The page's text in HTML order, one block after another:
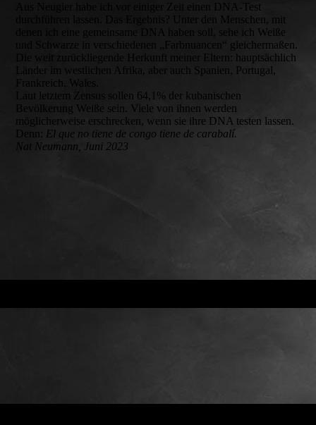
Aus Neugier habe ich vor einiger Zeit einen DNA-Test
durchführen lassen. Das Ergebnis? Unter den Menschen, mit
denen ich eine gemeinsame DNA haben soll, sehe ich Weiße
und Schwarze in verschiedenen „Farbnuancen“ gleichermaßen.
Die weit zurückliegende Herkunft meiner Eltern: hauptsächlich
Länder im westlichen Afrika, aber auch Spanien, Portugal,
Frankreich, Wales.
Laut letztem Zensus sollen 64,1% der kubanischen
Bevölkerung Weiße sein. Viele von ihnen werden
möglicherweise erschrecken, wenn sie ihre DNA testen lassen.
Denn: El que no tiene de congo tiene de carabalí.
Nat Neumann, Juni 2023